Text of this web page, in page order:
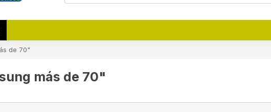
de 70"
más de 70"